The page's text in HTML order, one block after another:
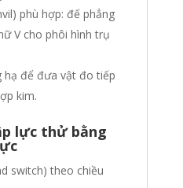
phù hợp: đế phẳng
V cho phôi hình trụ
hạ để đưa vật đo tiếp
kim.
lực thử bằng
switch) theo chiều